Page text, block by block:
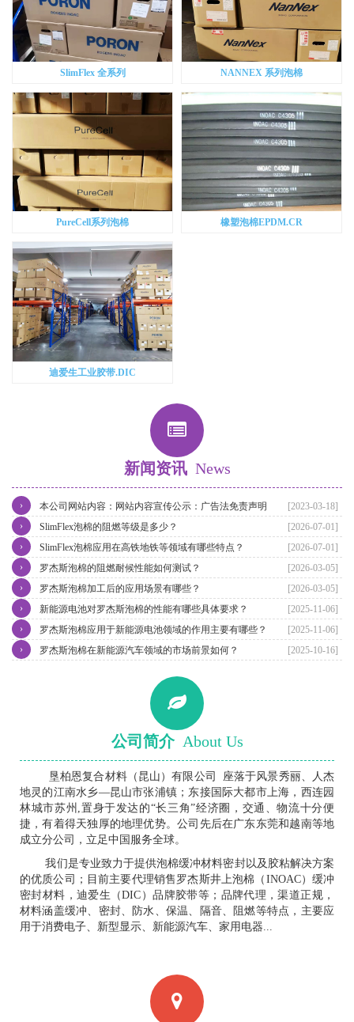
SlimFlex 全系列 NANNEX 系列泡棉
PureCell系列泡棉 橡塑泡棉EPDM.CR
迪爱生工业胶带.DIC
新闻资讯 News
[2023-03-18]
本公司网站内容：网站内容宣传公示：广告法免责声明
›
[2026-07-01]
SlimFlex泡棉的阻燃等级是多少？
›
[2026-07-01]
SlimFlex泡棉应用在高铁地铁等领域有哪些特点？
›
[2026-03-05]
罗杰斯泡棉的阻燃耐候性能如何测试？
›
[2026-03-05]
罗杰斯泡棉加工后的应用场景有哪些？
›
[2025-11-06]
新能源电池对罗杰斯泡棉的性能有哪些具体要求？
›
[2025-11-06]
罗杰斯泡棉应用于新能源电池领域的作用主要有哪些？
›
[2025-10-16]
罗杰斯泡棉在新能源汽车领域的市场前景如何？
›
公司简介 About Us
垦柏恩复合材料（昆山）有限公司 座落于风景秀丽、人杰
地灵的江南水乡—昆山市张浦镇；东接国际大都市上海，西连园
林城市苏州,置身于发达的“长三角”经济圈，交通、物流十分便
捷，有着得天独厚的地理优势。公司先后在广东东莞和越南等地
成立分公司，立足中国服务全球。
我们是专业致力于提供泡棉缓冲材料密封以及胶粘解决方案
的优质公司；目前主要代理销售罗杰斯井上泡棉（INOAC）缓冲
密封材料，迪爱生（DIC）品牌胶带等；品牌代理，渠道正规，
材料涵盖缓冲、密封、防水、保温、隔音、阻燃等特点，主要应
用于消费电子、新型显示、新能源汽车、家用电器...